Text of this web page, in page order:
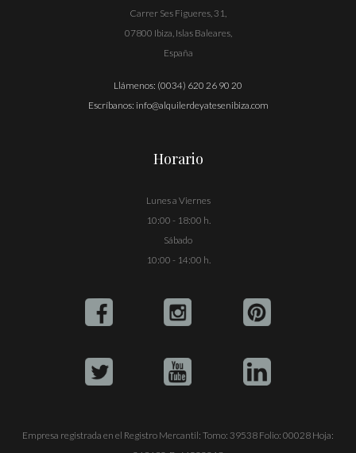
Carrer Ses Figueres, 31,
07800 Ibiza, Islas Baleares,
España
Llámenos: (0034) 620 26 90 20
Escríbanos: info@alquilerdeyatesenibiza.com
Horario
Lunes a Viernes
10:00 - 18:00 h.
Sábado
10:00 - 14:00 h.
Empresa registrada en el Registro Mercantil: Tomo: 39538 Folio: 00028 Hoja: